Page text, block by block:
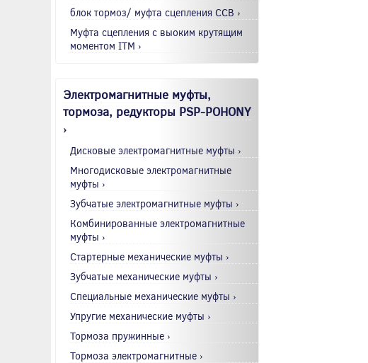
блок тормоз/ муфта сцепления CCB ›
Муфта сцепления с выоким крутящим
моментом ITM ›
Электромагнитные муфты,
тормоза, редукторы PSP-POHONY
›
Дисковые электромагнитные муфты ›
Многодисковые электромагнитные
муфты ›
Зубчатые электромагнитные муфты ›
Комбинированные электромагнитные
муфты ›
Стартерные механические муфты ›
Зубчатые механические муфты ›
Специальные механические муфты ›
Упругие механические муфты ›
Тормоза пружинные ›
Тормоза электромагнитные ›